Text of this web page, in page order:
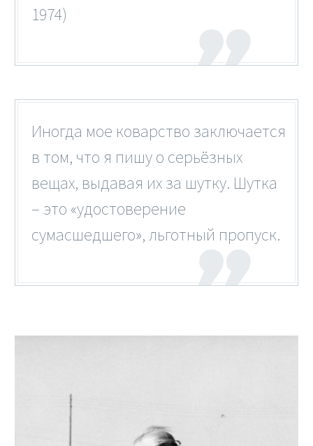
1974)
Иногда мое коварство заключается
в том, что я пишу о серьёзных
вещах, выдавая их за шутку. Шутка
– это «удостоверение
сумасшедшего», льготный пропуск.